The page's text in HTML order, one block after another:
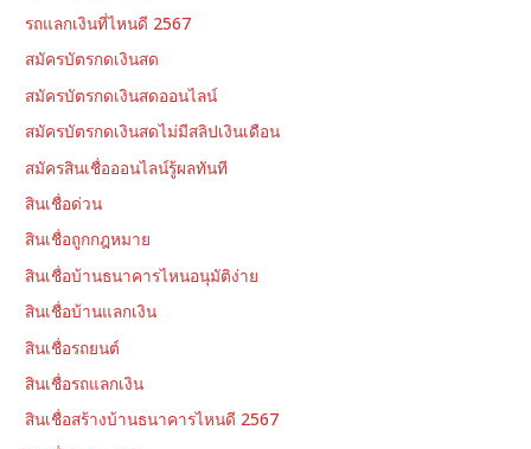
รถแลกเงินที่ไหนดี 2567
สมัครบัตรกดเงินสด
สมัครบัตรกดเงินสดออนไลน์
สมัครบัตรกดเงินสดไม่มีสลิปเงินเดือน
สมัครสินเชื่อออนไลน์รู้ผลทันที
สินเชื่อด่วน
สินเชื่อถูกกฎหมาย
สินเชื่อบ้านธนาคารไหนอนุมัติง่าย
สินเชื่อบ้านแลกเงิน
สินเชื่อรถยนต์
สินเชื่อรถแลกเงิน
สินเชื่อสร้างบ้านธนาคารไหนดี 2567